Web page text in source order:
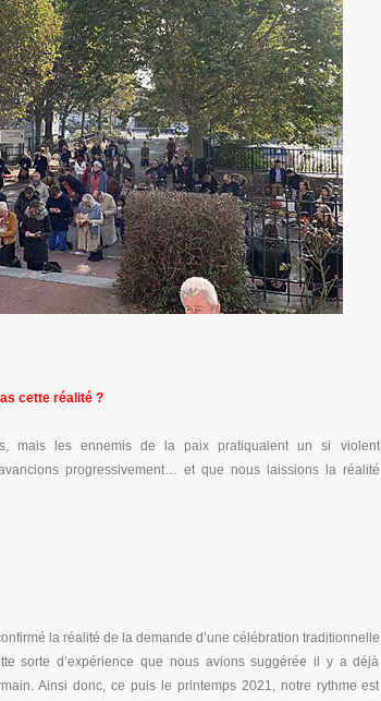
cette réalité ?
mais les ennemis de la paix pratiquaient un si violent
progressivement… et que nous laissions la réalité
la réalité de la demande d’une célébration traditionnelle
sorte d’expérience que nous avions suggérée il y a déjà
Ainsi donc, ce puis le printemps 2021, notre rythme est